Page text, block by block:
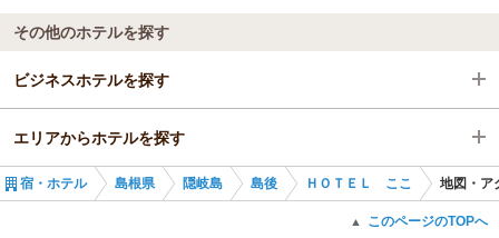
その他のホテルを探す
ビジネスホテルを探す
島根県
隠岐島
エリアからホテルを探す
島根県
宿・ホテル 島根県 隠岐島 島後 ＨＯＴＥＬ ここ 地図・ア
▲ このページのTOPへ